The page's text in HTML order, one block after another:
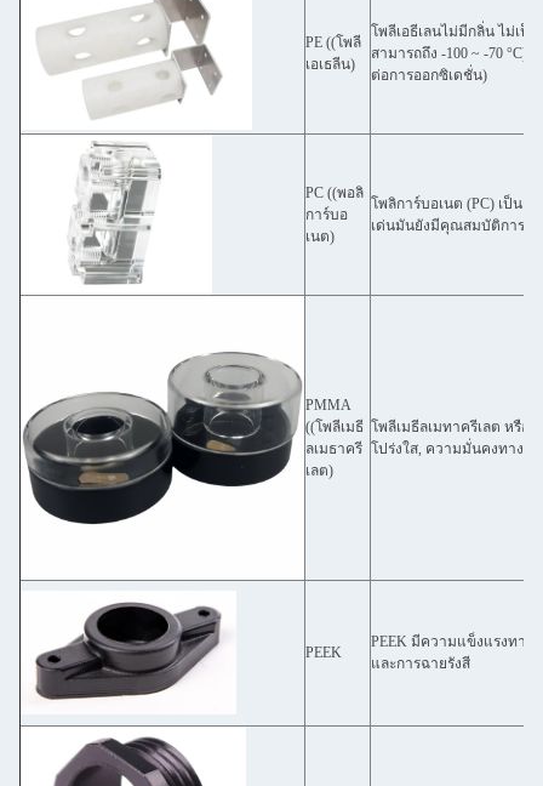
PE ((โพลี
เอเธลีน)
โพลีเอธีเลนไม่มีกลิ่น ไม่เ
สามารถถึง -100 ~ -70
ต่อการออกซิเดชั่น)
PC ((พอลิ
การ์บอ
เนต)
โพลิการ์บอเนต (PC) เป็น
เด่นมันยังมีคุณสมบัติการกั
PMMA
((โพลีเมธี
ลเมธาครี
เลต)
โพลีเมธีลเมทาครีเลต หรือ
โปร่งใส, ความมั่นคงทางเ
PEEK
PEEK มีความแข็งแรงทาง
และการฉายรังสี